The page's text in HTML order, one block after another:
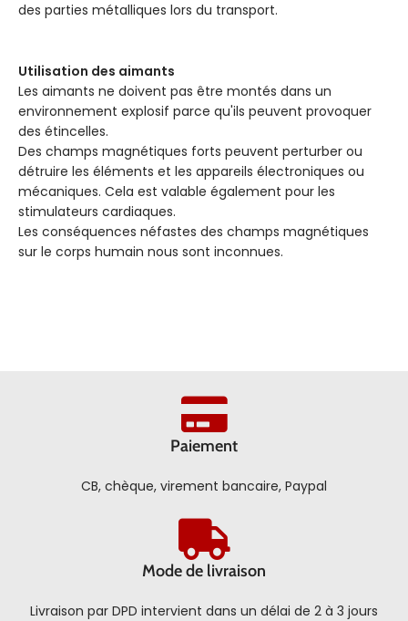
des parties métalliques lors du transport.
Utilisation des aimants
Les aimants ne doivent pas être montés dans un
environnement explosif parce qu'ils peuvent provoquer
des étincelles.
Des champs magnétiques forts peuvent perturber ou
détruire les éléments et les appareils électroniques ou
mécaniques. Cela est valable également pour les
stimulateurs cardiaques.
Les conséquences néfastes des champs magnétiques
sur le corps humain nous sont inconnues.
Paiement
CB, chèque, virement bancaire, Paypal
Mode de livraison
Livraison par DPD intervient dans un délai de 2 à 3 jours